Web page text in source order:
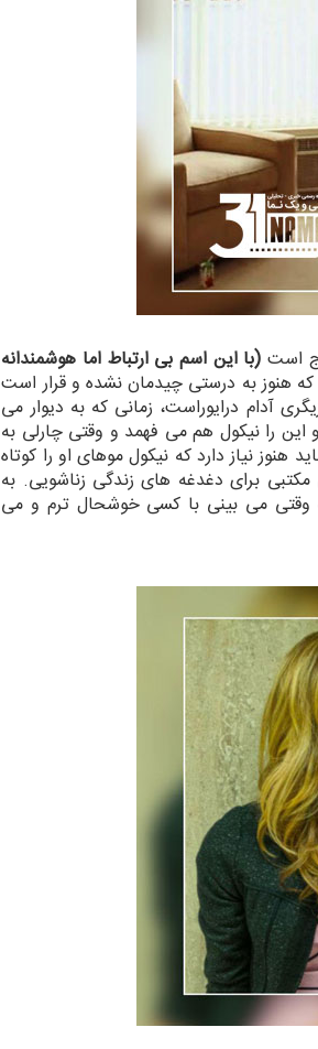
است (با این اسم بی ارتباط اما هوشمندانه
هنوز به درستی چیدمان نشده و قرار است
آدام درایوراست، زمانی که به دیوار می
را نیکول هم می فهمد و وقتی چارلی به
نیاز دارد که نیکول موهای او را کوتاه
برای دغدغه های زندگی زناشویی. به
وقتی می بینی با کسی خوشحال ترم و می